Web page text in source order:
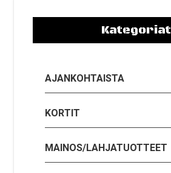
Kategoriat
AJANKOHTAISTA
KORTIT
MAINOS/LAHJATUOTTEET